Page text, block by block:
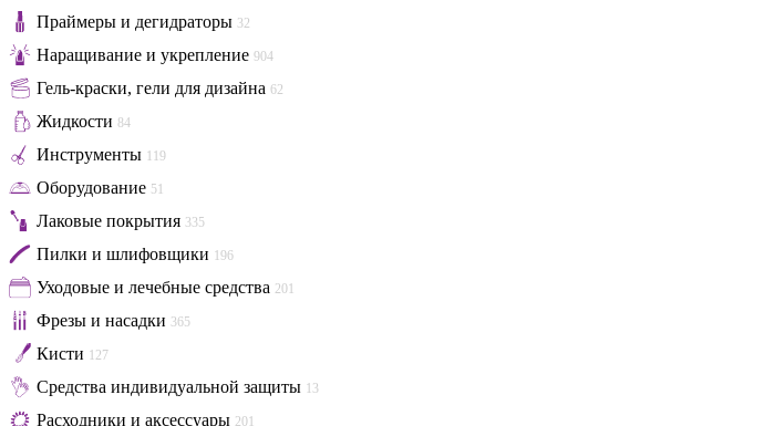
Праймеры и дегидраторы 32
Наращивание и укрепление 904
Гель-краски, гели для дизайна 62
Жидкости 84
Инструменты 119
Оборудование 51
Лаковые покрытия 335
Пилки и шлифовщики 196
Уходовые и лечебные средства 201
Фрезы и насадки 365
Кисти 127
Средства индивидуальной защиты 13
Расходники и аксессуары 201